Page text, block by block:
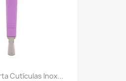
Cutículas Inox...